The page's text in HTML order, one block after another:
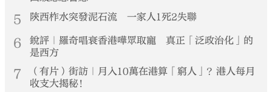
5 陝西柞水突發泥石流 一家人1死2失聯
6
銳評｜羅奇唱衰香港嘩眾取寵 真正「泛政治化」的
是西方
7
（有片）街訪｜月入10萬在港算「窮人」？港人每月
收支大揭秘！